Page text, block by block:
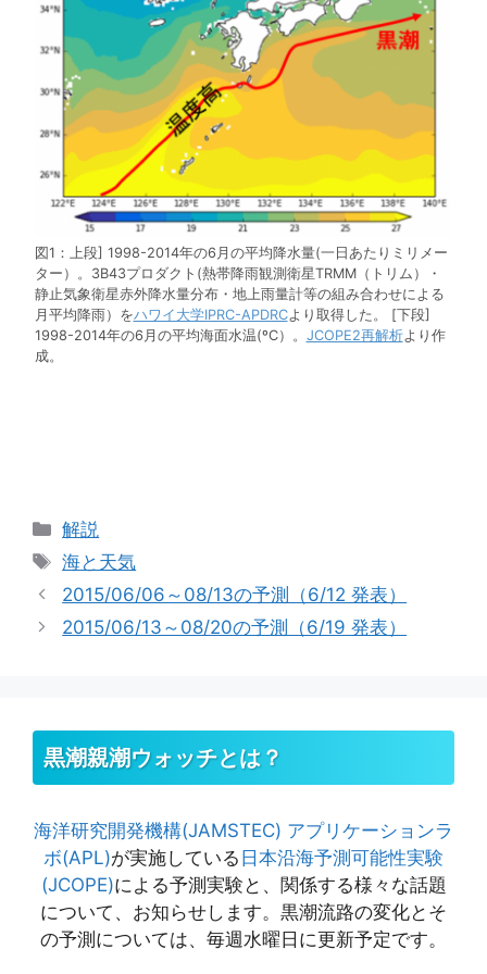
図1：上段] 1998-2014年の6月の平均降水量(一日あたりミリメー
ター）。3B43プロダクト(熱帯降雨観測衛星TRMM（トリム）・
静止気象衛星赤外降水量分布・地上雨量計等の組み合わせによる
月平均降雨）をハワイ大学IPRC-APDRCより取得した。 [下段]
1998-2014年の6月の平均海面水温(ºC）。 JCOPE2再解析より作
成。
カ
テ
ゴ
リ
ー
解説
タ
グ
海と天気
2015/06/06～08/13の予測（6/12 発表）
2015/06/13～08/20の予測（6/19 発表）
黒潮親潮ウォッチとは？
海洋研究開発機構(JAMSTEC) アプリケーションラ
ボ(APL)が実施している 日本沿海予測可能性実験
(JCOPE)による予測実験と、関係する様々な話題
について、お知らせします。黒潮流路の変化とそ
の予測については、毎週水曜日に更新予定です。